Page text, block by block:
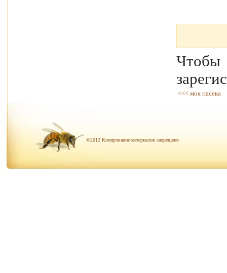
<<< моя пасека
©2012 Копирование материалов запрещено